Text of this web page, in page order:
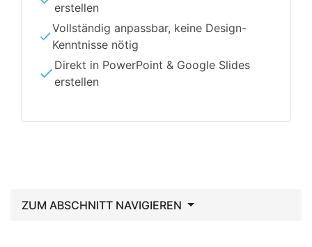
erstellen
Vollständig anpassbar, keine Design-
Kenntnisse nötig
Direkt in PowerPoint & Google Slides
erstellen
ZUM ABSCHNITT NAVIGIEREN